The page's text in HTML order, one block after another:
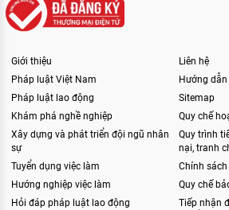
Giới thiệu
Pháp luật Việt Nam
Pháp luật lao động
Khám phá nghề nghiệp
Xây dựng và phát triển đội ngũ nhân
sự
Tuyển dụng việc làm
Hướng nghiệp việc làm
Hỏi đáp pháp luật lao động
Liên hệ
Hướng
Sitemap
Quy chế
Quy trình
nại, tranh
Chính
Quy chế
Tiếp nhận